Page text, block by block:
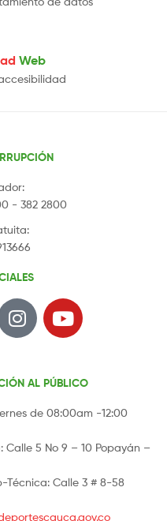
Web
- 382 2800
AL PÚBLICO
de 08:00am -12:00
Calle 5 No 9 – 10 Popayán –
Técnica: Calle 3 # 8-58